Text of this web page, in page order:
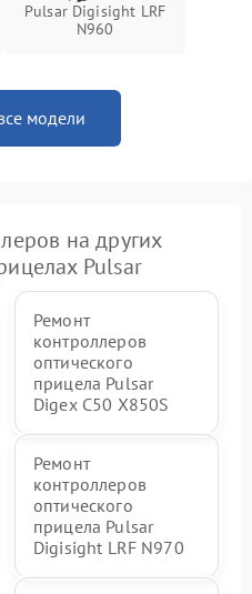
Pulsar Digisight LRF
N960
модели
на других
Pulsar
Ремонт
контроллеров
оптического
прицела Pulsar
Digex C50 X850S
Ремонт
контроллеров
оптического
прицела Pulsar
Digisight LRF N970